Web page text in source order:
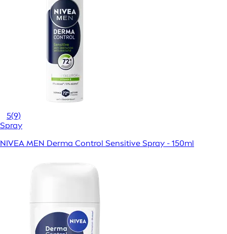
5(9)
Spray
NIVEA MEN Derma Control Sensitive Spray - 150ml